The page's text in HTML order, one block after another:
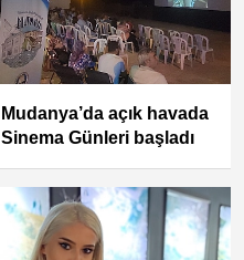
Bursa resim kursunda
Giotto Akademi Sanatı